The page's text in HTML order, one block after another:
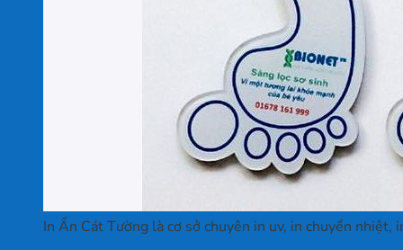
In Ấn Cát Tường là cơ sở chuyên in uv, in chuyển nhiệt,